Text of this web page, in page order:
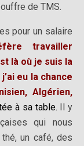
de TMS.
pour un salaire
travailler
là où je suis la
eu la chance
Algérien,
à sa table. Il y
qui nous
un café, des